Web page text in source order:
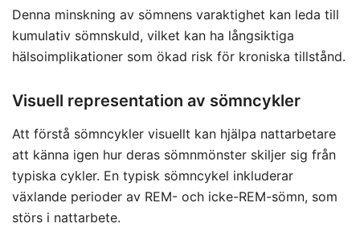
Denna minskning av sömnens varaktighet kan leda till
kumulativ sömnskuld, vilket kan ha långsiktiga
hälsoimplikationer som ökad risk för kroniska tillstånd.
Visuell representation av sömncykler
Att förstå sömncykler visuellt kan hjälpa nattarbetare
att känna igen hur deras sömnmönster skiljer sig från
typiska cykler. En typisk sömncykel inkluderar
växlande perioder av REM- och icke-REM-sömn, som
störs i nattarbete.